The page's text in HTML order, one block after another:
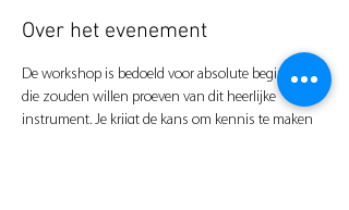
Over het evenement
De workshop is bedoeld voor absolute beginners
die zouden willen proeven van dit heerlijke
instrument. Je krijgt de kans om kennis te maken